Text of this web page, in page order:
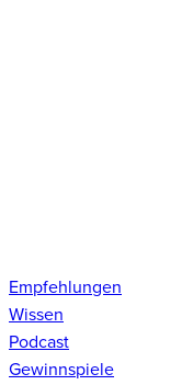
Empfehlungen
Wissen
Podcast
Gewinnspiele